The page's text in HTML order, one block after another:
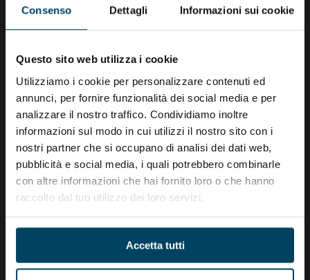
Consenso Dettagli Informazioni sui cookie
Questo sito web utilizza i cookie
Utilizziamo i cookie per personalizzare contenuti ed
annunci, per fornire funzionalità dei social media e per
analizzare il nostro traffico. Condividiamo inoltre
informazioni sul modo in cui utilizzi il nostro sito con i
nostri partner che si occupano di analisi dei dati web,
pubblicità e social media, i quali potrebbero combinarle
con altre informazioni che hai fornito loro o che hanno
raccolto dal tuo utilizzo dei loro servizi.
Accetta tutti
Studio Cavallini & Partners s.r.l. STP.
Società a socio unico.
07/11/2013, N° REA PI-181944.
Iscritta nella Sezione Speciale delle Società tra
Professionisti il 19/10/2018.
Iscritta all’Ordine dei Commercialisti di Pisa
Sezione Società n°iscrizione 5 del 27/11/2018.